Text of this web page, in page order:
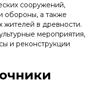
сооружений,
обороны, а также
жителей в древности.
мероприятия,
и реконструкции